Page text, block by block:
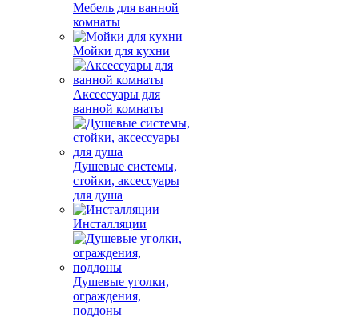
Мебель для ванной
комнаты
Мойки для кухни
Аксессуары для
ванной комнаты
Душевые системы,
стойки, аксессуары
для душа
Инсталляции
Душевые уголки,
ограждения,
поддоны